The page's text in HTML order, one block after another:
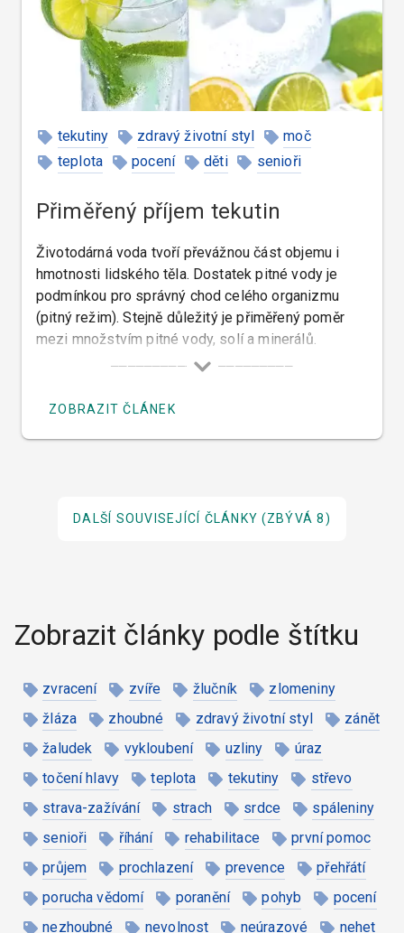
tekutiny zdravý životní styl
moč
teplota
pocení děti senioři
Přiměřený příjem tekutin
Životodárná voda tvoří převážnou část objemu i
hmotnosti lidského těla. Dostatek pitné vody je
podmínkou pro správný chod celého organizmu
(pitný režim). Stejně důležitý je přiměřený poměr
mezi množstvím pitné vody, solí a minerálů.
ZOBRAZIT ČLÁNEK
DALŠÍ SOUVISEJÍCÍ ČLÁNKY (ZBÝVÁ 8)
Zobrazit články podle štítku
zvracení zvíře žlučník
zlomeniny
žláza
zhoubné zdravý životní styl
zánět
žaludek
vykloubení uzliny
úraz
točení hlavy
teplota tekutiny
střevo
strava-zažívání
strach srdce
spáleniny
senioři
říhání rehabilitace
první pomoc
průjem
prochlazení prevence
přehřátí
porucha vědomí
poranění pohyb
pocení
nezhoubné
nevolnost neúrazové
nehet